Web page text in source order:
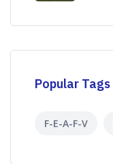
Popular Tags
F-E-A-F-V